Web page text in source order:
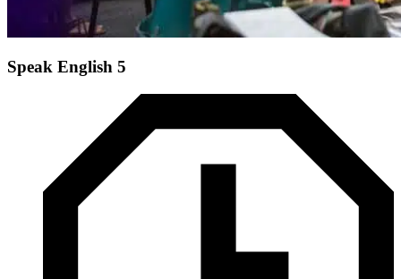
Speak English 5